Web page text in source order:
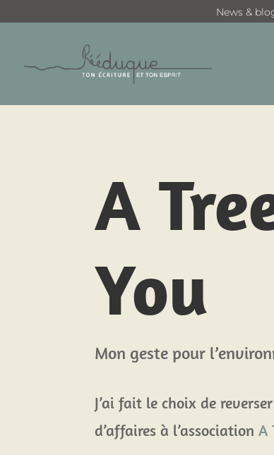
News &
A
You
Mon geste pour
J’ai fait le choix de
d’affaires à l’associationA